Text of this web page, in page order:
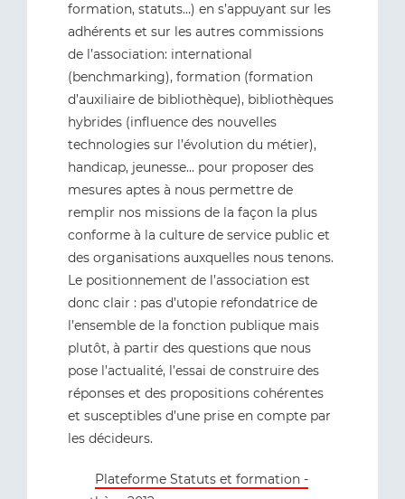
formation, statuts…) en s’appuyant sur les
adhérents et sur les autres commissions
de l’association: international
(benchmarking), formation (formation
d’auxiliaire de bibliothèque), bibliothèques
hybrides (influence des nouvelles
technologies sur l’évolution du métier),
handicap, jeunesse… pour proposer des
mesures aptes à nous permettre de
remplir nos missions de la façon la plus
conforme à la culture de service public et
des organisations auxquelles nous tenons.
Le positionnement de l’association est
donc clair : pas d’utopie refondatrice de
l’ensemble de la fonction publique mais
plutôt, à partir des questions que nous
pose l’actualité, l’essai de construire des
réponses et des propositions cohérentes
et susceptibles d’une prise en compte par
les décideurs.
Plateforme Statuts et formation -